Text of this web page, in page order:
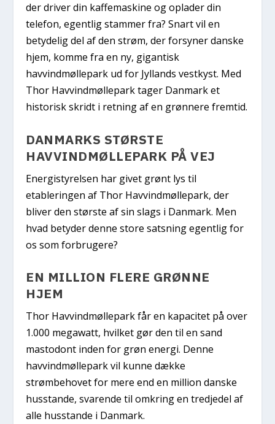
der driver din kaffemaskine og oplader din
telefon, egentlig stammer fra? Snart vil en
betydelig del af den strøm, der forsyner danske
hjem, komme fra en ny, gigantisk
havvindmøllepark ud for Jyllands vestkyst. Med
Thor Havvindmøllepark tager Danmark et
historisk skridt i retning af en grønnere fremtid.
DANMARKS STØRSTE
HAVVINDMØLLEPARK PÅ VEJ
Energistyrelsen har givet grønt lys til
etableringen af Thor Havvindmøllepark, der
bliver den største af sin slags i Danmark. Men
hvad betyder denne store satsning egentlig for
os som forbrugere?
EN MILLION FLERE GRØNNE
HJEM
Thor Havvindmøllepark får en kapacitet på over
1.000 megawatt, hvilket gør den til en sand
mastodont inden for grøn energi. Denne
havvindmøllepark vil kunne dække
strømbehovet for mere end en million danske
husstande, svarende til omkring en tredjedel af
alle husstande i Danmark.